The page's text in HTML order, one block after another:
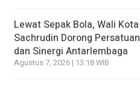
Lewat Sepak Bola, Wali Kota
Sachrudin Dorong Persatuan
dan Sinergi Antarlembaga
Agustus 7, 2026 | 13:18 WIB